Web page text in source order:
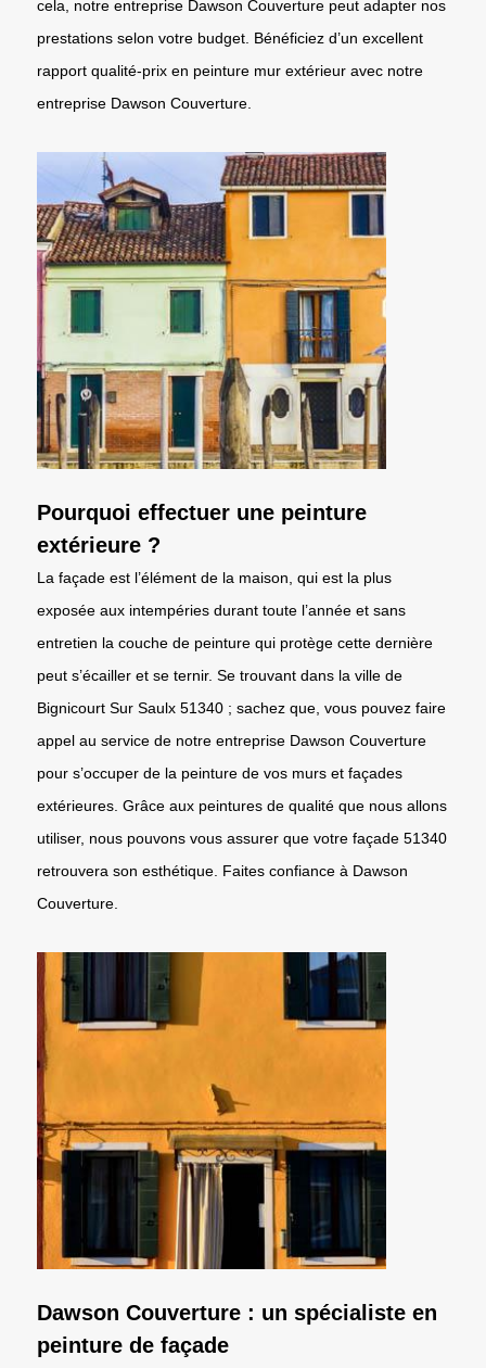
cela, notre entreprise Dawson Couverture peut adapter nos
prestations selon votre budget. Bénéficiez d’un excellent
rapport qualité-prix en peinture mur extérieur avec notre
entreprise Dawson Couverture.
Pourquoi effectuer une peinture
extérieure ?
La façade est l’élément de la maison, qui est la plus
exposée aux intempéries durant toute l’année et sans
entretien la couche de peinture qui protège cette dernière
peut s’écailler et se ternir. Se trouvant dans la ville de
Bignicourt Sur Saulx 51340 ; sachez que, vous pouvez faire
appel au service de notre entreprise Dawson Couverture
pour s’occuper de la peinture de vos murs et façades
extérieures. Grâce aux peintures de qualité que nous allons
utiliser, nous pouvons vous assurer que votre façade 51340
retrouvera son esthétique. Faites confiance à Dawson
Couverture.
Dawson Couverture : un spécialiste en
peinture de façade